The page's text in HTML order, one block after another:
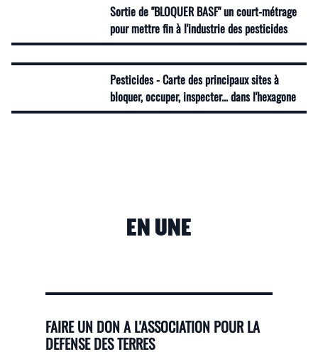
Sortie de "BLOQUER BASF" un court-métrage
pour mettre fin à l'industrie des pesticides
Pesticides - Carte des principaux sites à
bloquer, occuper, inspecter... dans l'hexagone
EN UNE
FAIRE UN DON A L'ASSOCIATION POUR LA
DEFENSE DES TERRES